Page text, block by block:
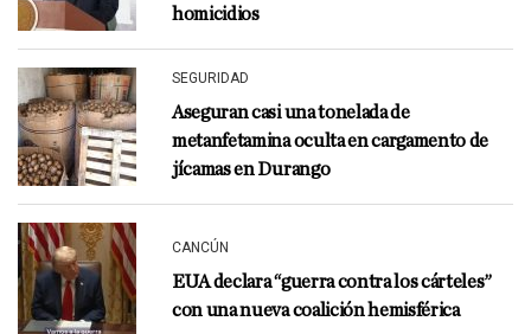
homicidios
SEGURIDAD
Aseguran casi una tonelada de
metanfetamina oculta en cargamento de
jícamas en Durango
CANCÚN
EUA declara “guerra contra los cárteles”
con una nueva coalición hemisférica